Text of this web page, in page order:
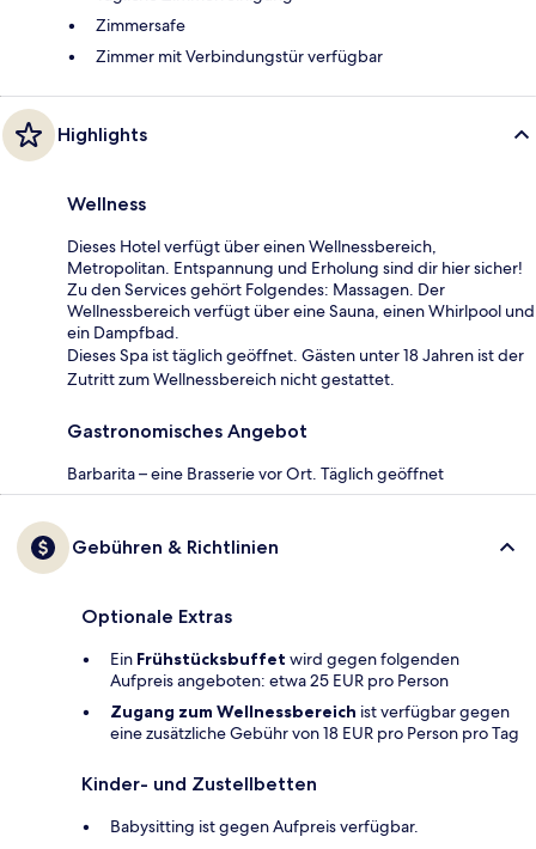
Zimmersafe
Zimmer mit Verbindungstür verfügbar
Highlights
Wellness
Dieses Hotel verfügt über einen Wellnessbereich,
Metropolitan. Entspannung und Erholung sind dir hier sicher!
Zu den Services gehört Folgendes: Massagen. Der
Wellnessbereich verfügt über eine Sauna, einen Whirlpool und
ein Dampfbad.
Dieses Spa ist täglich geöffnet. Gästen unter 18 Jahren ist der
Zutritt zum Wellnessbereich nicht gestattet.
Gastronomisches Angebot
Barbarita – eine Brasserie vor Ort. Täglich geöffnet
Gebühren & Richtlinien
Optionale Extras
Ein Frühstücksbuffet wird gegen folgenden
Aufpreis angeboten: etwa 25 EUR pro Person
Zugang zum Wellnessbereich ist verfügbar gegen
eine zusätzliche Gebühr von 18 EUR pro Person pro Tag
Kinder- und Zustellbetten
Babysitting ist gegen Aufpreis verfügbar.